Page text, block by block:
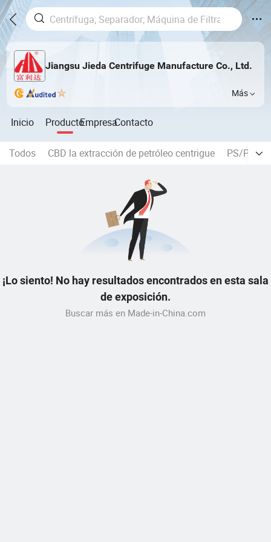
Jiangsu Jieda Centrifuge Manufacture Co., Ltd.
Más
Inicio ProductoEmpresaContacto
Todos CBD la extracción de petróleo centrigue PS/PSF
¡Lo siento! No hay resultados encontrados en esta sala
de exposición.
Buscar más en Made-in-China.com